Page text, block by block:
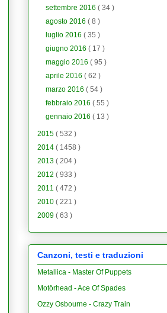
settembre 2016( 34 )
agosto 2016( 8 )
luglio 2016( 35 )
giugno 2016( 17 )
maggio 2016( 95 )
aprile 2016( 62 )
marzo 2016( 54 )
febbraio 2016( 55 )
gennaio 2016( 13 )
2015 ( 532 )
2014 ( 1458 )
2013 ( 204 )
2012 ( 933 )
2011 ( 472 )
2010 ( 221 )
2009 ( 63 )
Canzoni, testi e traduzioni
Metallica - Master Of Puppets
Motörhead - Ace Of Spades
Ozzy Osbourne - Crazy Train